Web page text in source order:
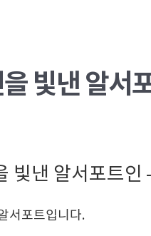
빛낸 알서
빛낸 알서포트인
서포트입니다.